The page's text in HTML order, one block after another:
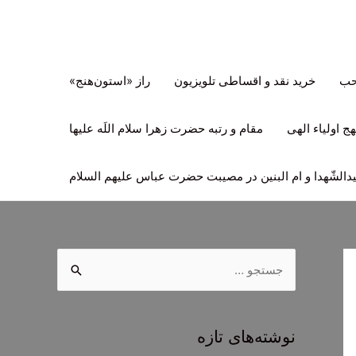
خرید نقد و اقساطی تلویزیون راز «استون‌هنج»
اولیاء الهی مقام و رتبه حضرت زهرا سلام اللَه علیها
و ام البنین در مصیبت حضرت عباس علیهم السلام
جنوشته‌های تازه